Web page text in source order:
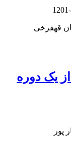
قهفرخی
یک دوره
پور